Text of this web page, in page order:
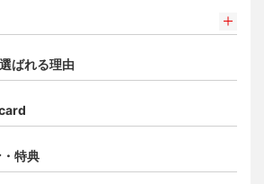
・プラチナ・アメリカン・エキスプレ
し込みの流れ
ばれる理由
特典